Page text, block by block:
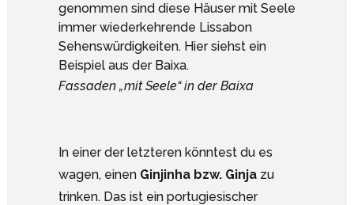
Fassaden „mit Seele“ in der Baixa
In einer der letzteren könntest du es
wagen, einen Ginjinha bzw. Ginja zu
trinken. Das ist ein portugiesischer